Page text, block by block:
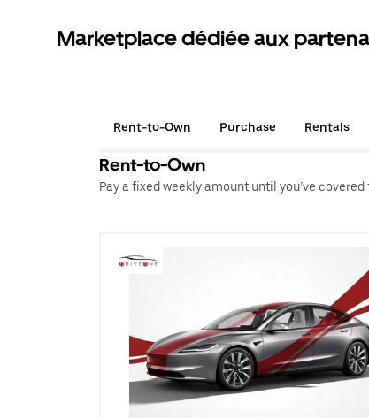
Marketplace dédiée aux
Rent-to-Own Purchase Rentals
Rent-to-Own
Pay a fixed weekly amount until you’ve